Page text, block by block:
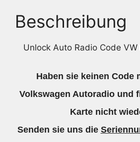
Beschreibung
Unlock Auto Radio Code
Haben sie keinen Code
Volkswagen Autoradio und
Karte nicht
Senden sie uns die